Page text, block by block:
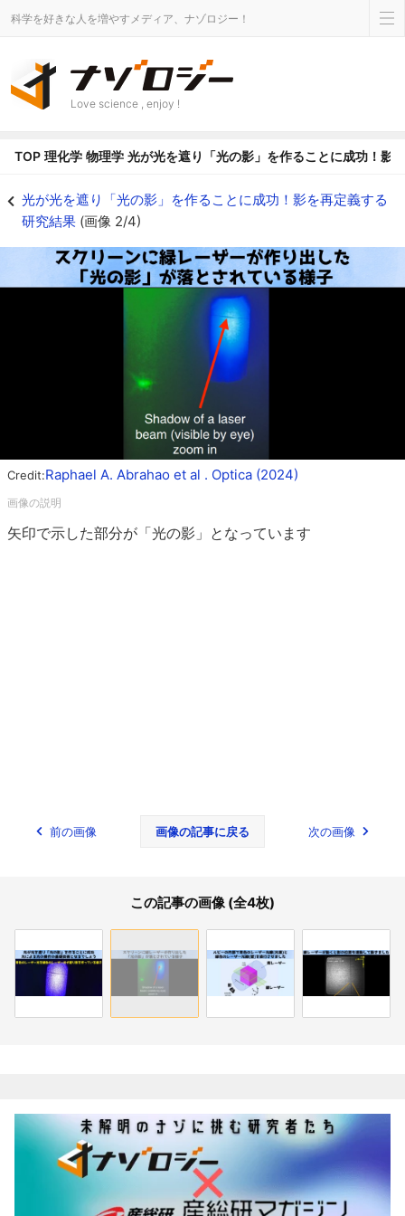
科学を好きな人を増やすメディア、ナゾロジー！
Love science , enjoy !
TOP 理化学 物理学 光が光を遮り「光の影」を作ることに成功！影
光が光を遮り「光の影」を作ることに成功！影を再定義する
研究結果 (画像 2/4)
Credit:Raphael A. Abrahao et al . Optica (2024)
矢印で示した部分が「光の影」となっています
前の画像 画像の記事に戻る 次の画像
この記事の画像 (全4枚)